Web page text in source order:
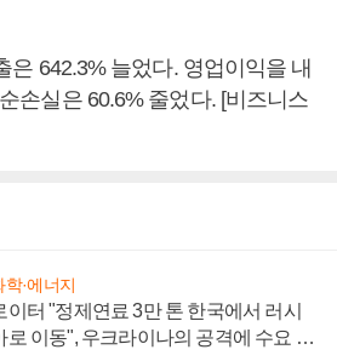
은 642.3% 늘었다. 영업이익을 내
손실은 60.6% 줄었다. [비즈니스
학·에너지
이터 "정제연료 3만 톤 한국에서 러시
로 이동", 우크라이나의 공격에 수요 늘